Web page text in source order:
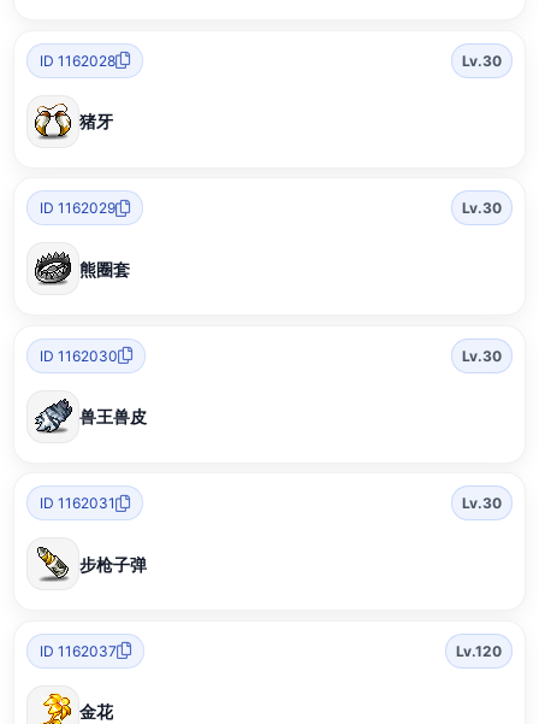
ID 1162028 Lv.30
猪牙
ID 1162029 Lv.30
熊圈套
ID 1162030 Lv.30
兽王兽皮
ID 1162031 Lv.30
步枪子弹
ID 1162037 Lv.120
金花